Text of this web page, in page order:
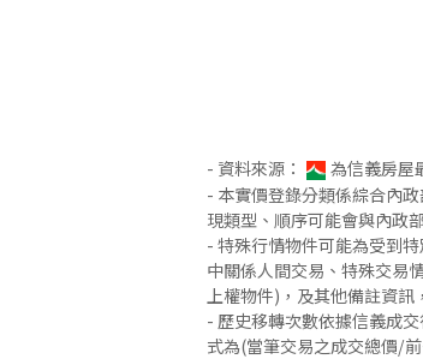
- 資料來源： 為信義房屋
- 本實價登錄分類係綜合內
現類型、順序可能會與內政
- 特殊行情物件可能為受到
中關係人間交易、特殊交易
上權物件)，及其他備註資訊
- 歷史移轉次數依據信義成
式為(當筆交易之成交總價/